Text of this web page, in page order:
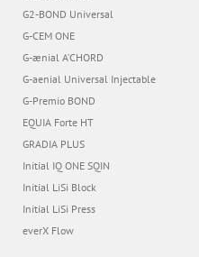
G2-BOND Universal
G-CEM ONE
G-ænial A’CHORD
G-aenial Universal Injectable
G-Premio BOND
EQUIA Forte HT
GRADIA PLUS
Initial IQ ONE SQIN
Initial LiSi Block
Initial LiSi Press
everX Flow